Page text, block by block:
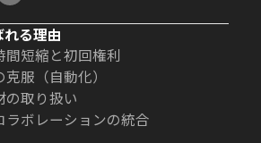
る理由
短縮と初回権利
服（自動化）
の取り扱い
ラボレーションの統合